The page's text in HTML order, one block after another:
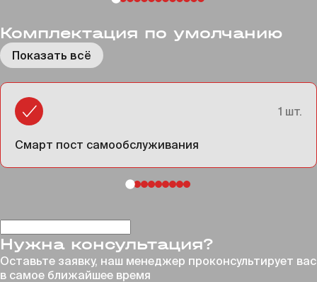
Комплектация по умолчанию
Показать всё
1 шт.
Смарт пост самообслуживания
Нужна консультация?
Оставьте заявку, наш менеджер проконсультирует вас
в самое ближайшее время